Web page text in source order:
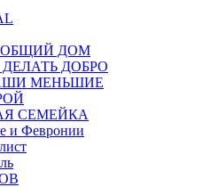
ДОМ
ДОБРО
МЕНЬШИЕ
СЕМЕЙКА
и Февронии